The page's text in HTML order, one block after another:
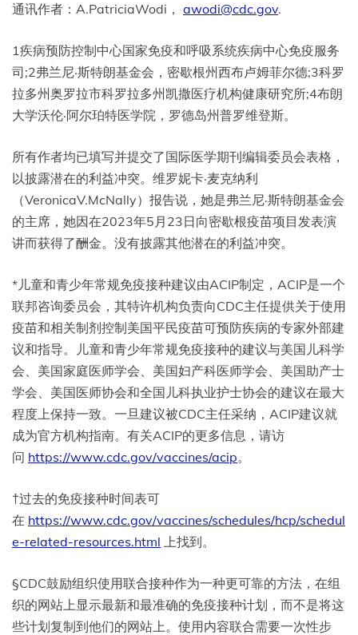
通讯作者：A.PatriciaWodi， awodi@cdc.gov.
1疾病预防控制中心国家免疫和呼吸系统疾病中心免疫服务
司;2弗兰尼·斯特朗基金会，密歇根州西布卢姆菲尔德;3科罗
拉多州奥罗拉市科罗拉多州凯撒医疗机构健康研究所;4布朗
大学沃伦·阿尔珀特医学院，罗德岛州普罗维登斯。
所有作者均已填写并提交了国际医学期刊编辑委员会表格，
以披露潜在的利益冲突。维罗妮卡·麦克纳利
（VeronicaV.McNally）报告说，她是弗兰尼·斯特朗基金会
的主席，她因在2023年5月23日向密歇根疫苗项目发表演
讲而获得了酬金。没有披露其他潜在的利益冲突。
*儿童和青少年常规免疫接种建议由ACIP制定，ACIP是一个
联邦咨询委员会，其特许机构负责向CDC主任提供关于使用
疫苗和相关制剂控制美国平民疫苗可预防疾病的专家外部建
议和指导。儿童和青少年常规免疫接种的建议与美国儿科学
会、美国家庭医师学会、美国妇产科医师学会、美国助产士
学会、美国医师协会和全国儿科执业护士协会的建议在最大
程度上保持一致。一旦建议被CDC主任采纳，ACIP建议就
成为官方机构指南。有关ACIP的更多信息，请访
问 https://www.cdc.gov/vaccines/acip。
†过去的免疫接种时间表可
在 https://www.cdc.gov/vaccines/schedules/hcp/schedul
e-related-resources.html 上找到。
§CDC鼓励组织使用联合接种作为一种更可靠的方法，在组
织的网站上显示最新和最准确的免疫接种计划，而不是将这
些计划复制到他们的网站上。使用内容联合需要一次性步